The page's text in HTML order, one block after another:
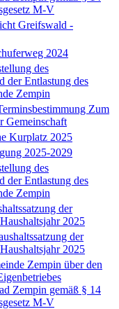
M-V
Greifswald -
2024
des
der Entlastung des
Zempin
Zum
Gemeinschaft
Kurplatz 2025
2025-2029
des
der Entlastung des
Zempin
der
2025
der
2025
Zempin über den
Zempin gemäß § 14
M-V